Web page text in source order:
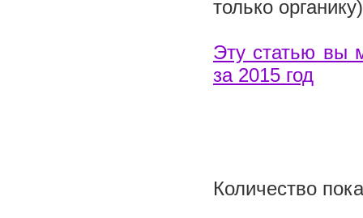
только
Эту статью вы
за 2015 год
Количество